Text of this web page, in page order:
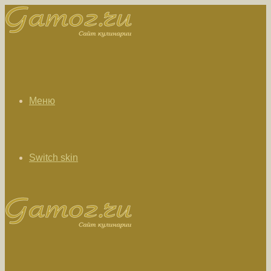
Меню
Switch skin